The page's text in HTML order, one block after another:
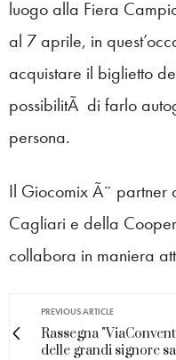
luogo alla Fiera
al 7 aprile, in
acquistare il biglietto
possibilitÃ di farlo
persona.
Il Giocomix Ã¨ partner
Cagliari e della
collabora in maniera
PREVIOUS ARTICLE
Rassegna
delle grandi signore